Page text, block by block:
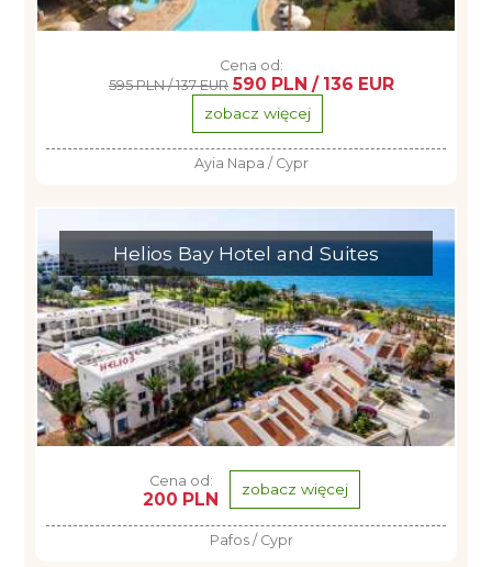
Cena od:
595 PLN / 137 EUR 590 PLN / 136 EUR
zobacz więcej
Ayia Napa / Cypr
Helios Bay Hotel and Suites
Cena od:
200 PLN zobacz więcej
Pafos / Cypr